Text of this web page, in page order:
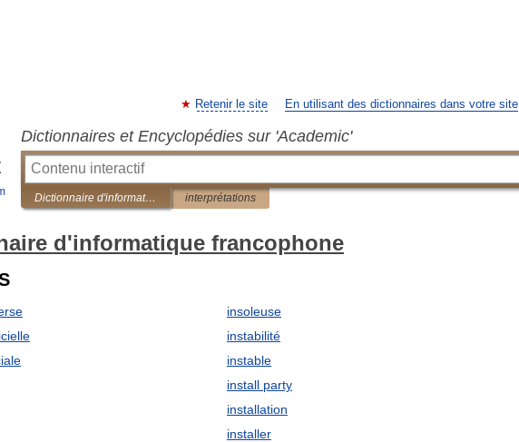
Retenir le site En utilisant des dictionnaires dans votre site
Dictionnaires et Encyclopédies sur 'Academic'
Dictionnaire d'informatique francophone interprétations
d'informatique francophone
insoleuse
instabilité
instable
install party
installation
installer